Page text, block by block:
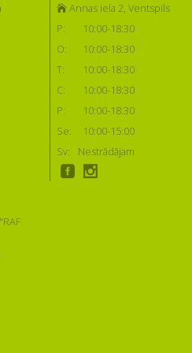
Annas iela 2, Ventspils
P:
10:00-18:30
O:
10:00-18:30
T:
10:00-18:30
C:
10:00-18:30
P:
10:00-18:30
Se:
10:00-15:00
Sv:
Nestrādājam